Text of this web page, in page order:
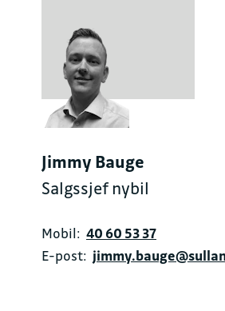
Jimmy Bauge
Salgssjef nybil
Mobil: 40 60 53 37
E-post: